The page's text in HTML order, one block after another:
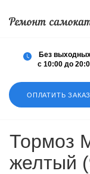
ОПЛАТИТЬ ЗАКАЗ
Без
с 10:00 до
Тормоз
желтый